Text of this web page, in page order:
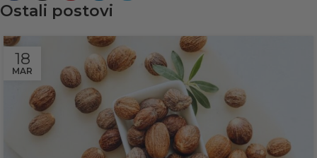
Ostali postovi
18
MAR